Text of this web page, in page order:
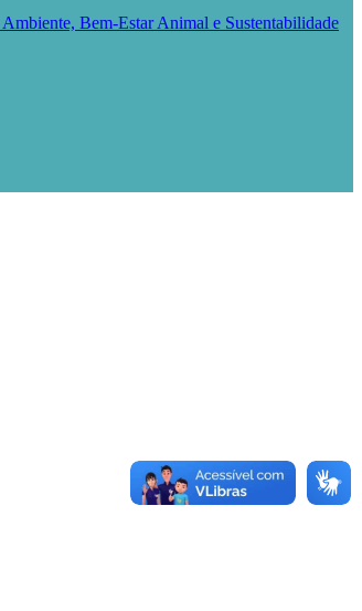
Ambiente, Bem-Estar Animal e Sustentabilidade